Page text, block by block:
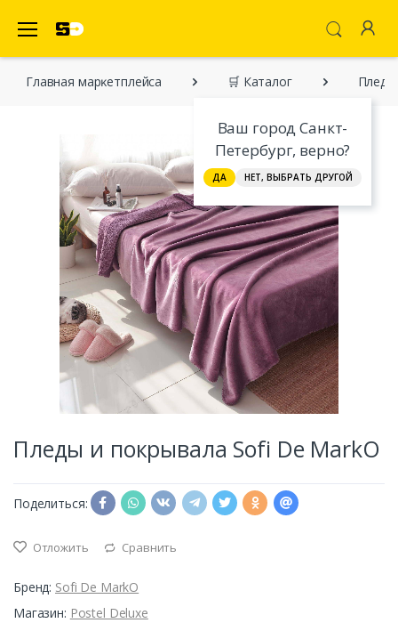
Ваш город Санкт-
Петербург, верно?
ДА НЕТ, ВЫБРАТЬ ДРУГОЙ
Главная марĸетплейса 🛒 Каталог
Пледы и покрывала Sofi De MarkO
Поделиться:
Отложить Сравнить
Бренд: Sofi De MarkO
Магазин: Postel Deluxe